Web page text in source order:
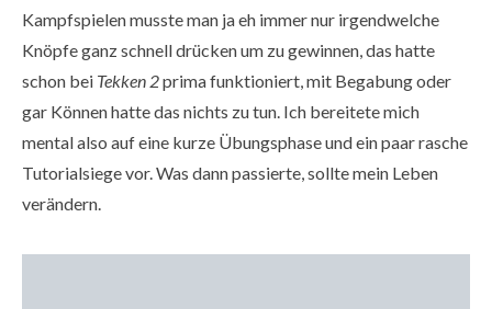
Kampfspielen musste man ja eh immer nur irgendwelche
Knöpfe ganz schnell drücken um zu gewinnen, das hatte
schon bei Tekken 2prima funktioniert, mit Begabung oder
gar Können hatte das nichts zu tun. Ich bereitete mich
mental also auf eine kurze Übungsphase und ein paar rasche
Tutorialsiege vor. Was dann passierte, sollte mein Leben
verändern.